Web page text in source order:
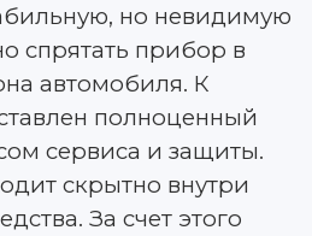
но невидимую
спрятать прибор в
автомобиля. К
полноценный
сервиса и защиты.
скрытно внутри
За счет этого